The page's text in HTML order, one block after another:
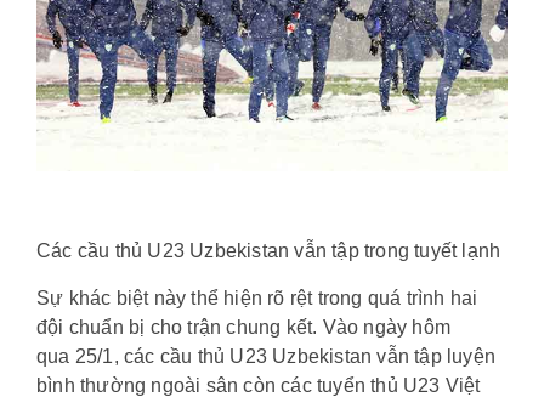
Các cầu thủ U23 Uzbekistan vẫn tập trong tuyết lạnh
Sự khác biệt này thể hiện rõ rệt trong quá trình hai
đội chuẩn bị cho trận chung kết. Vào ngày hôm
qua 25/1, các cầu thủ U23 Uzbekistan vẫn tập luyện
bình thường ngoài sân còn các tuyển thủ U23 Việt